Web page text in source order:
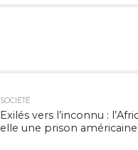
SOCIÉTÉ
Exilés vers l’inconnu :
elle une prison américaine